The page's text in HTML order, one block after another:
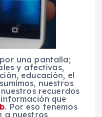
una pantalla;
y afectivas,
educación, el
nuestros
recuerdos
que
. Por eso tenemos
a nuestros